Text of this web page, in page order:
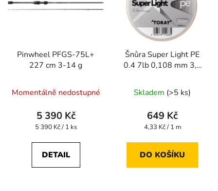
Pinwheel PFGS-75L+
227 cm 3-14 g
hodnocení
produktu
je
z
Momentálně nedostupné
5 390 Kč
Měrná
5 390 Kč / 1 ks
DETAIL
Šnůra Super Light PE
0.4 7lb 0,108 mm 3,2
Skladem (>5 ks)
649 Kč
Měrná
4,33 Kč / 1 m
DO KOŠÍKU